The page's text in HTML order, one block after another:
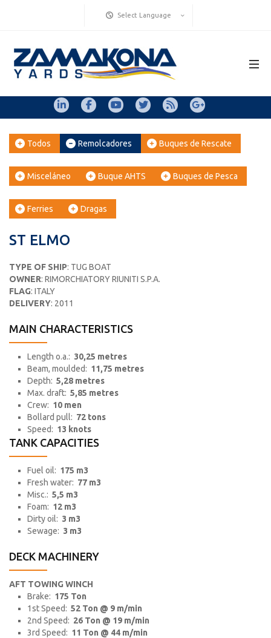
Select Language
Todos Remolcadores Buques de Rescate
Misceláneo Buque AHTS Buques de Pesca
Ferries Dragas
ST ELMO
TYPE OF SHIP: TUG BOAT
OWNER: RIMORCHIATORY RIUNITI S.P.A.
FLAG: ITALY
DELIVERY: 2011
MAIN CHARACTERISTICS
Length o.a.: 30,25 metres
Beam, moulded: 11,75 metres
Depth: 5,28 metres
Max. draft: 5,85 metres
Crew: 10 men
Bollard pull: 72 tons
Speed: 13 knots
TANK CAPACITIES
Fuel oil: 175 m3
Fresh water: 77 m3
Misc.: 5,5 m3
Foam: 12 m3
Dirty oil: 3 m3
Sewage: 3 m3
DECK MACHINERY
AFT TOWING WINCH
Brake: 175 Ton
1st Speed: 52 Ton @ 9 m/min
2nd Speed: 26 Ton @ 19 m/min
3rd Speed: 11 Ton @ 44 m/min